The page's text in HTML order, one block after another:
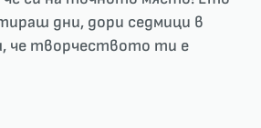
дни, дори седмици в
че творчеството ти е